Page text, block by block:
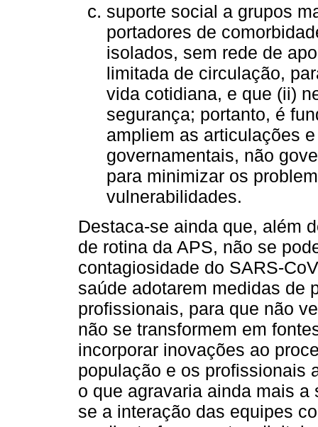
suporte social a grupos
portadores de
isolados, sem rede de
limitada de circulação,
vida cotidiana, e que (ii)
segurança; portanto, é
ampliem as articulações
governamentais, não
para minimizar os
vulnerabilidades.
Destaca-se ainda que, além
de rotina da APS, não se
contagiosidade do SARS-
saúde adotarem medidas de
profissionais, para que não
não se transformem em
incorporar inovações ao
população e os profissionais
o que agravaria ainda mais
se a interação das equipes